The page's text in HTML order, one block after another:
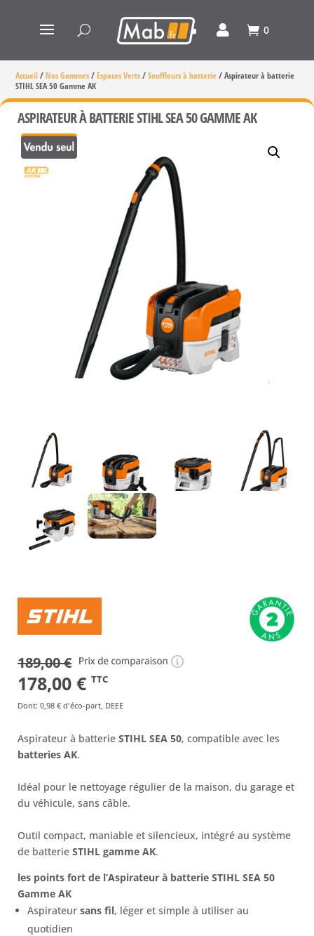
0
Accueil/Nos Gammes/Espaces Verts/Souffleurs à batterie /Aspirateur à batterie
STIHL SEA 50 Gamme AK
ASPIRATEUR À BATTERIE STIHL SEA 50 GAMME AK
189,00€
Le
prix
était :
178,00 €Le
prix
est :
TTC
Dont: 0,98 € d'éco-part, DEEE
Aspirateur à batterie STIHL SEA 50, compatible avec les
batteries AK.
Idéal pour le nettoyage régulier de la maison, du garage et
du véhicule, sans câble.
Outil compact, maniable et silencieux, intégré au système
de batterie STIHL gamme AK.
les points fort de l’Aspirateur à batterie STIHL SEA 50
Gamme AK
Aspirateur sans fil, léger et simple à utiliser au
quotidien